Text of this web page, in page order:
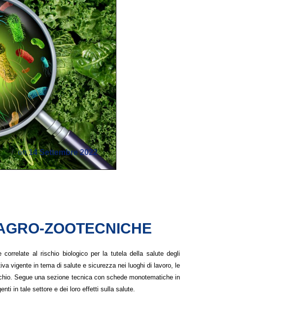
on14 Settembre 2022
ZOOTECNICHE
correlate al rischio biologico per la tutela della salute degli
vigente in tema di salute e sicurezza nei luoghi di lavoro, le
Segue una sezione tecnica con schede monotematiche in
in tale settore e dei loro effetti sulla salute.